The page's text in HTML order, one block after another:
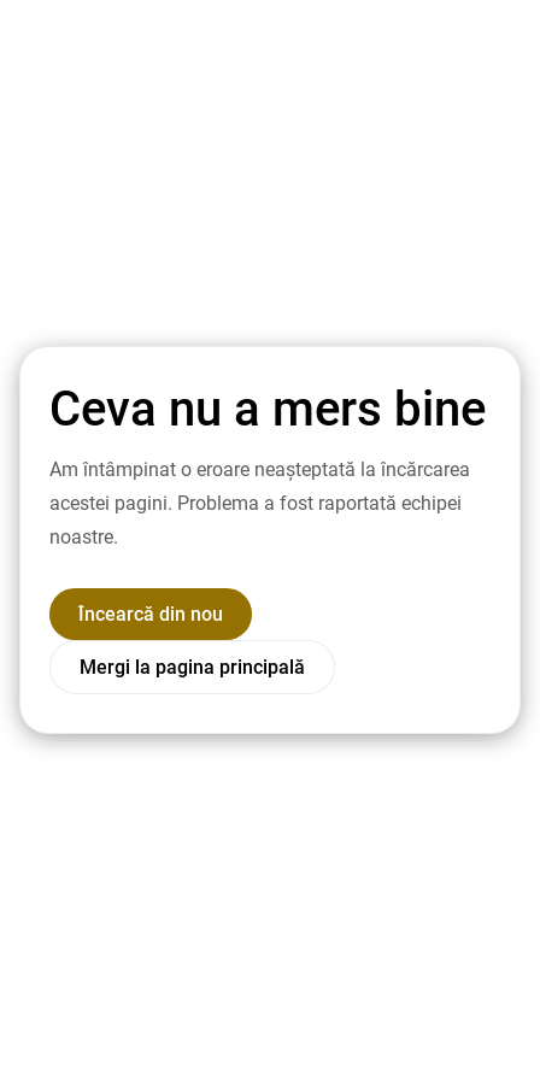
Ceva nu a mers bine
Am întâmpinat o eroare neașteptată la încărcarea
acestei pagini. Problema a fost raportată echipei
noastre.
Încearcă din nou
Mergi la pagina principală